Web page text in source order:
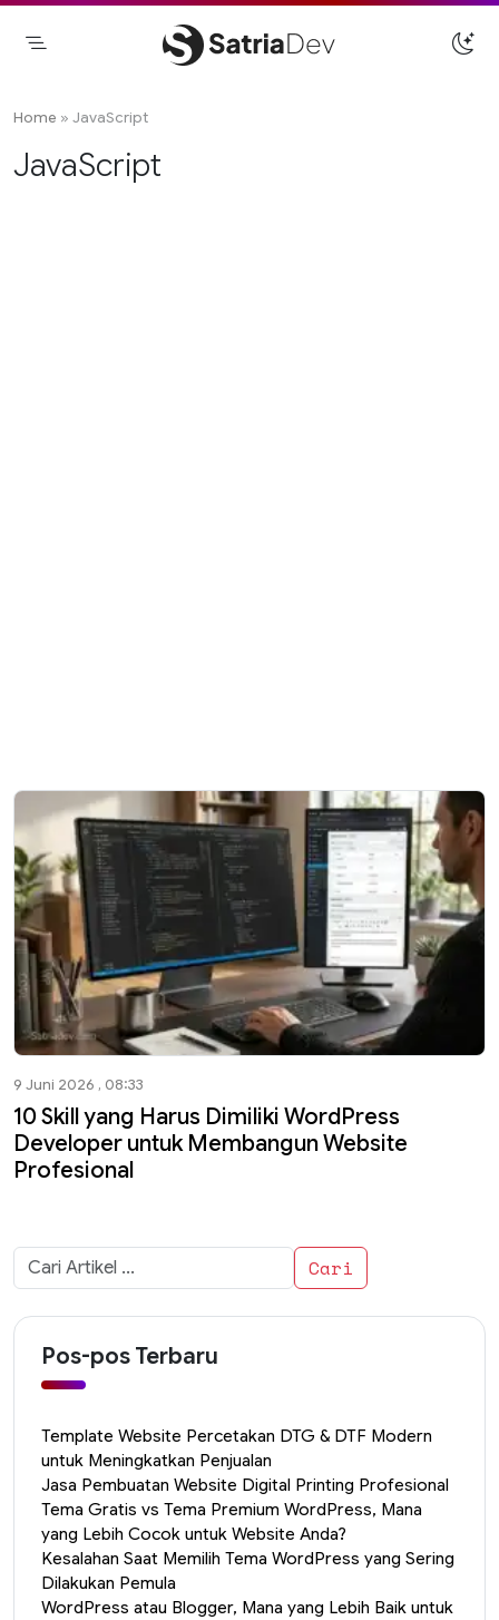
Skip
Home » JavaScript
JavaScript
9 Juni 2026 , 08:33
10 Skill yang Harus Dimiliki WordPress
Developer untuk Membangun Website
Profesional
Cari
untuk:
Pos-pos Terbaru
Template Website Percetakan DTG & DTF Modern
untuk Meningkatkan Penjualan
Jasa Pembuatan Website Digital Printing Profesional
Tema Gratis vs Tema Premium WordPress, Mana
yang Lebih Cocok untuk Website Anda?
Kesalahan Saat Memilih Tema WordPress yang Sering
Dilakukan Pemula
WordPress atau Blogger, Mana yang Lebih Baik untuk